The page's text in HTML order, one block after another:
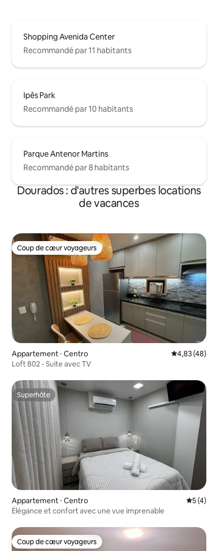
Shopping Avenida Center
Recommandé par 11 habitants
Ipês Park
Recommandé par 10 habitants
Parque Antenor Martins
Recommandé par 8 habitants
Dourados : d'autres superbes locations
de vacances
Coup de cœur voyageurs
Coup de cœur voyageurs
Appartement ⋅ Centro Évaluation
4,83 (48)
Loft 802 - Suite avec TV
Superhôte
Superhôte
Appartement ⋅ Centro
5 (4)
Élégance et confort avec une vue imprenable
Coup de cœur voyageurs
Coup de cœur voyageurs